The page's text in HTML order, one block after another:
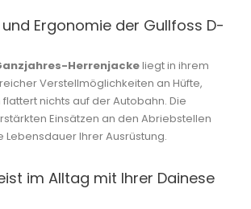
Ergonomie der Gullfoss D-
Herrenjackeliegt in ihrem
Verstellmöglichkeiten an Hüfte,
nichts auf der Autobahn. Die
Einsätzen an den Abriebstellen
Lebensdauer Ihrer Ausrüstung.
im Alltag mit Ihrer Dainese